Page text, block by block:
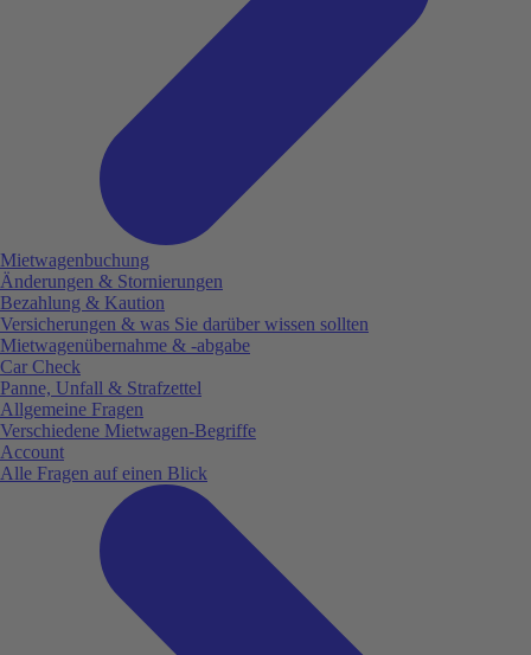
Mietwagenbuchung
Änderungen & Stornierungen
Bezahlung & Kaution
Versicherungen & was Sie darüber wissen sollten
Mietwagenübernahme & -abgabe
Car Check
Panne, Unfall & Strafzettel
Allgemeine Fragen
Verschiedene Mietwagen-Begriffe
Account
Alle Fragen auf einen Blick